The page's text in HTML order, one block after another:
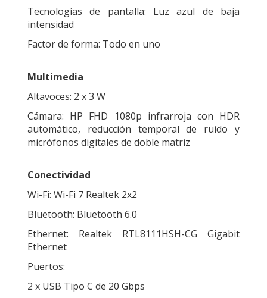
Tecnologías de pantalla: Luz azul de baja
intensidad
Factor de forma: Todo en uno
Multimedia
Altavoces: 2 x 3 W
Cámara: HP FHD 1080p infrarroja con HDR
automático, reducción temporal de ruido y
micrófonos digitales de doble matriz
Conectividad
Wi-Fi: Wi-Fi 7 Realtek 2x2
Bluetooth: Bluetooth 6.0
Ethernet: Realtek RTL8111HSH-CG Gigabit
Ethernet
Puertos:
2 x USB Tipo C de 20 Gbps